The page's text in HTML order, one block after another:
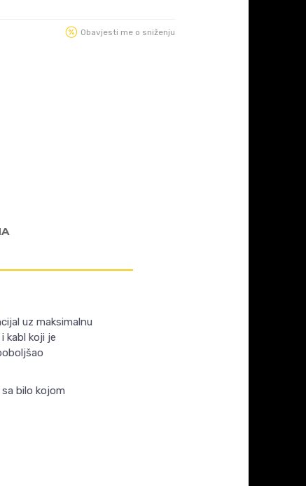
Obavjesti me o sniženju
uz maksimalnu
kabl koji je
bilo kojom